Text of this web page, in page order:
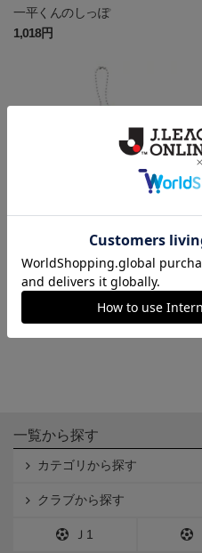
一平くんのしっぽ
1,018円
虎一平くん頭でっかちマスコッ
ト（愛媛FCバージョン）
1,630円
一覧から探す
カテゴリから探す
クラブから探す
Ｊ1